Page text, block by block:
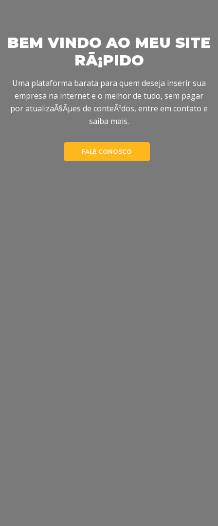
BEM VINDO AO MEU SITE
RÃ¡PIDO
Uma plataforma barata para quem deseja inserir sua
empresa na internet e o melhor de tudo, sem pagar
por atualizaÃ§Ãµes de conteÃºdos, entre em contato e
saiba mais.
FALE CONOSCO